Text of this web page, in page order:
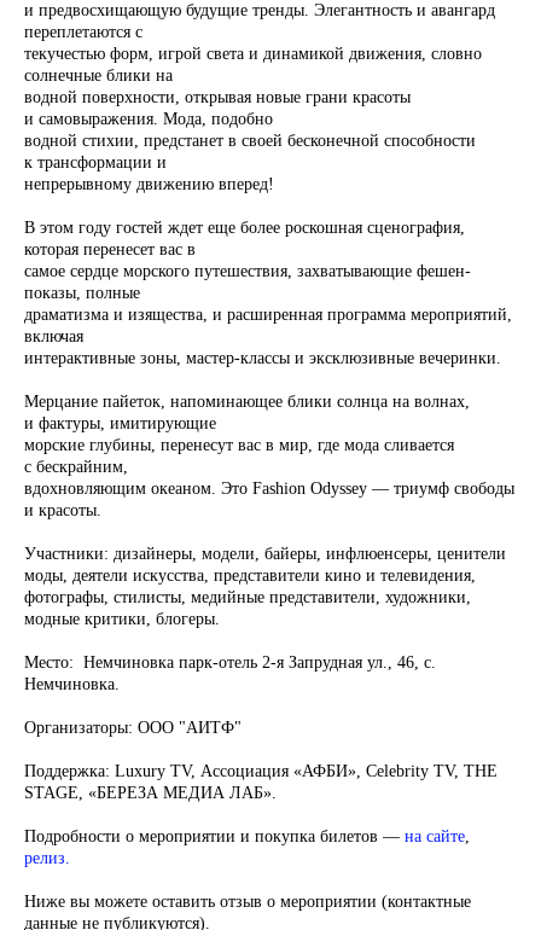
и предвосхищающую будущие тренды. Элегантность и авангард
переплетаются с
текучестью форм, игрой света и динамикой движения, словно
солнечные блики на
водной поверхности, открывая новые грани красоты
и самовыражения. Мода, подобно
водной стихии, предстанет в своей бесконечной способности
к трансформации и
непрерывному движению вперед!
В этом году гостей ждет еще более роскошная сценография,
которая перенесет вас в
самое сердце морского путешествия, захватывающие фешен-
показы, полные
драматизма и изящества, и расширенная программа мероприятий,
включая
интерактивные зоны, мастер-классы и эксклюзивные вечеринки.
Мерцание пайеток, напоминающее блики солнца на волнах,
и фактуры, имитирующие
морские глубины, перенесут вас в мир, где мода сливается
с бескрайним,
вдохновляющим океаном. Это Fashion Odyssey — триумф свободы
и красоты.
Участники: дизайнеры, модели, байеры, инфлюенсеры, ценители
моды, деятели искусства, представители кино и телевидения,
фотографы, стилисты, медийные представители, художники,
модные критики, блогеры.
Место: Немчиновка парк-отель 2-я Запрудная ул., 46, с.
Немчиновка.
Организаторы: ООО "АИТФ"
Поддержка: Luxury TV, Ассоциация «АФБИ», Celebrity TV, THE
STAGE, «БЕРЕЗА МЕДИА ЛАБ».
Подробности о мероприятии и покупка билетов — на сайте,
релиз.
Ниже вы можете оставить отзыв о мероприятии (контактные
данные не публикуются).